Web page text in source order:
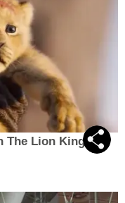
The Lion King